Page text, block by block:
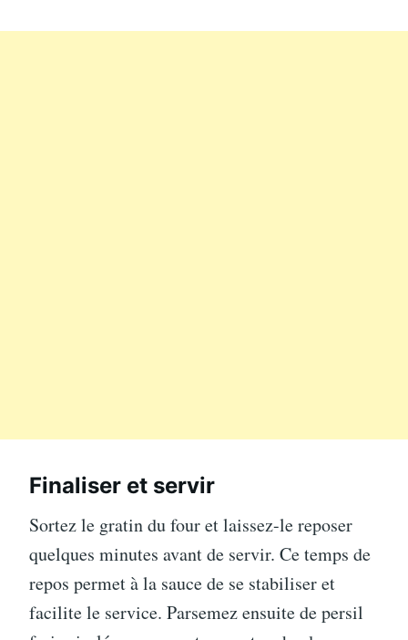
Finaliser et servir
Sortez le gratin du four et laissez-le reposer
quelques minutes avant de servir. Ce temps de
repos permet à la sauce de se stabiliser et
facilite le service. Parsemez ensuite de persil